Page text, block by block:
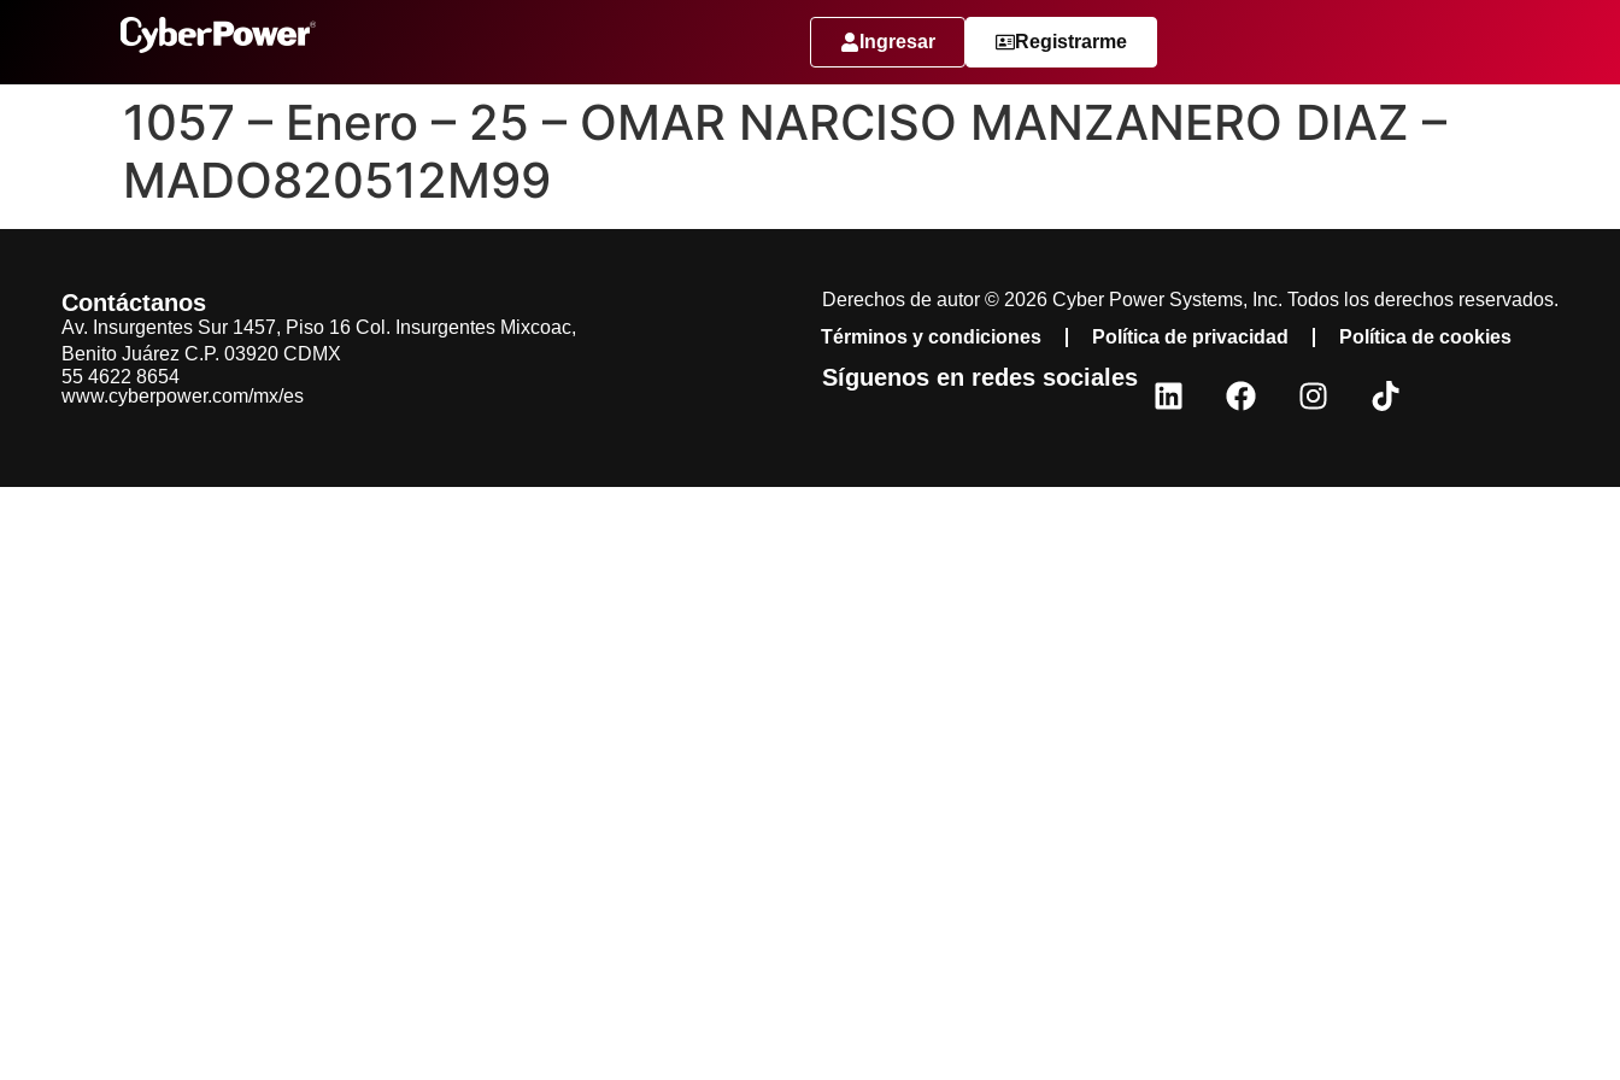
Ingresar Registrarme
1057 – Enero – 25 – OMAR NARCISO MANZANERO DIAZ –
MADO820512M99
Contáctanos
Av. Insurgentes Sur 1457, Piso 16 Col. Insurgentes Mixcoac,
Benito Juárez C.P. 03920 CDMX
55 4622 8654
www.cyberpower.com/mx/es
Derechos de autor © 2026 Cyber Power Systems, Inc. Todos los derechos reservados.
Términos y condiciones
Política de privacidad Política de cookies
Síguenos en redes sociales